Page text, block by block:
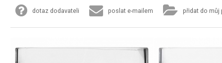
dotaz dodavateli poslat e-mailem přidat do můj